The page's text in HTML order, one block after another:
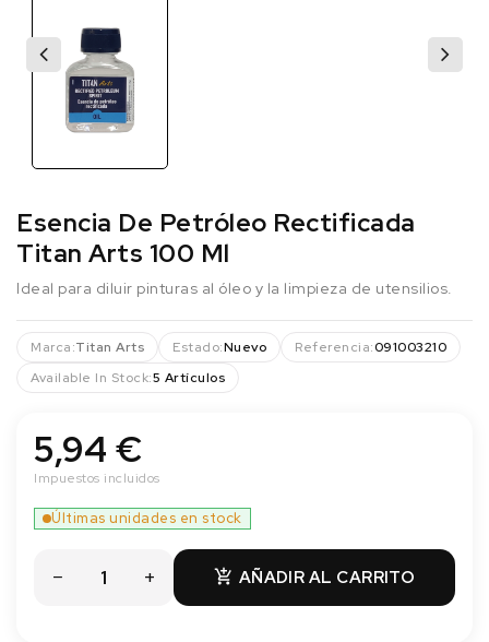
Esencia De Petróleo Rectificada
Titan Arts 100 Ml
Ideal para diluir pinturas al óleo y la limpieza de utensilios.
Marca:Titan Arts Estado:Nuevo Referencia:091003210
Available In Stock:5 Artículos
5,94 €
Impuestos incluidos
 AÑADIR AL CARRITO
Últimas unidades en stock